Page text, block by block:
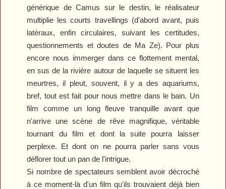
générique de Camus sur le destin, le réalisateur
multiplie les courts travellings (d'abord avant, puis
latéraux, enfin circulaires, suivant les certitudes,
questionnements et doutes de Ma Ze). Pour plus
encore nous immerger dans ce flottement mental,
en sus de la rivière autour de laquelle se situent les
meurtres, il pleut, souvent, il y a des aquariums,
bref, tout est fait pour nous mettre dans le bain. Un
film comme un long fleuve tranquille avant que
n'arrive une scène de rêve magnifique, véritable
tournant du film et dont la suite pourra laisser
perplexe. Et dont on ne pourra parler sans vous
déflorer tout un pan de l'intrigue.
Si nombre de spectateurs semblent avoir décroché
à ce moment-là d'un film qu'ils trouvaient déjà bien